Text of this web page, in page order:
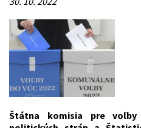
Štátna komisia pre